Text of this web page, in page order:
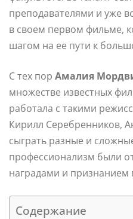
преподавателями и уже
в своем первом фильме,
шагом на ее пути к
С тех пор Амалия
множестве известных
работала с такими
Кирилл Серебренников,
сыграть разные и
профессионализм были
наградами и признанием
Содержание